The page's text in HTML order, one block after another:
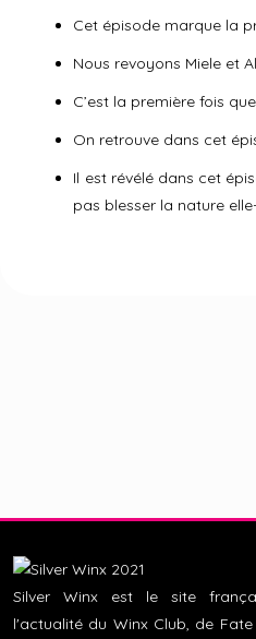
Cet épisode marque la
Nous revoyons Miele et
C’est la première fois
On retrouve dans cet
Il est révélé dans cet
pas blesser la nature
Silver Winx est le site
l'actualité du Winx Club, de